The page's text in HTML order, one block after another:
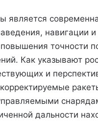
является
навигации
точности
Как указывают
и
дальности